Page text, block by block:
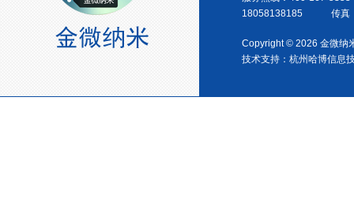
宁波塑料行业优秀供应商
18058138185 传真：
Copyright © 2026 金微纳
技术支持： 杭州哈博信息